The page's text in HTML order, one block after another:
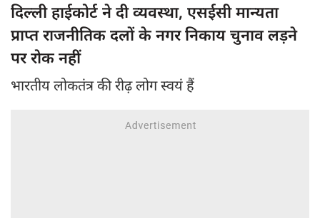
दिल्ली हाईकोर्ट ने दी व्यवस्था, एसईसी मान्यता
प्राप्त राजनीतिक दलों के नगर निकाय चुनाव लड़ने
पर रोक नहीं
भारतीय लोकतंत्र की रीढ़ लोग स्वयं हैं